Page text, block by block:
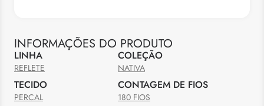
INFORMAÇÕES DO PRODUTO
LINHA
REFLETE
COLEÇÃO
NATIVA
TECIDO
PERCAL
CONTAGEM DE FIOS
180 FIOS